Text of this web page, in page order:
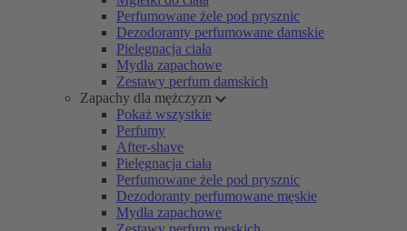
Perfumowane żele pod prysznic
Dezodoranty perfumowane damskie
Pielęgnacja ciała
Mydła zapachowe
Zestawy perfum damskich
Zapachy dla mężczyzn
Pokaż wszystkie
Perfumy
After-shave
Pielęgnacja ciała
Perfumowane żele pod prysznic
Dezodoranty perfumowane męskie
Mydła zapachowe